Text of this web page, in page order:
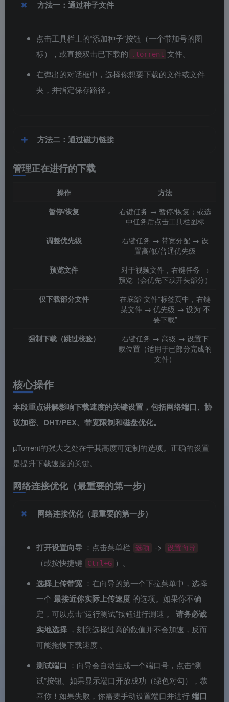
方法一：通过种子文件
点击工具栏上的“添加种子”按钮（一个带加号的图
标），或直接双击已下载的
.torrent 文件。
在弹出的对话框中，选择你想要下载的文件或文件
夹，并指定保存路径 。
方法二：通过磁力链接
管理正在进行的下载
操作
方法
暂停/恢复
右键任务 → 暂停/恢复；或选
中任务后点击工具栏图标
调整优先级
右键任务 → 带宽分配 → 设
置高/低/普通优先级
预览文件
对于视频文件，右键任务 →
预览（会优先下载开头部分）
仅下载部分文件
在底部“文件”标签页中，右键
某文件 → 优先级 → 设为“不
要下载”
强制下载（跳过校验）
右键任务 → 高级 → 设置下
载位置（适用于已部分完成的
文件）
核心操作
本段重点讲解影响下载速度的关键设置，包括网络端口、协
议加密、DHT/PEX、带宽限制和磁盘优化。
µTorrent的强大之处在于其高度可定制的选项。正确的设置
是提升下载速度的关键。
网络连接优化（最重要的第一步）
网络连接优化（最重要的第一步）
打开设置向导 ：点击菜单栏 选项 -> 设置向导
（或按快捷键 Ctrl+G ）。
选择上传带宽 ：在向导的第一个下拉菜单中，选择
一个 最接近你实际上传速度 的选项。如果你不确
定，可以点击“运行测试”按钮进行测速 。 请务必诚
实地选择 ，刻意选择过高的数值并不会加速，反而
可能拖慢下载速度 。
测试端口 ：向导会自动生成一个端口号，点击“测
试”按钮。如果显示端口开放成功（绿色对勾），恭
喜你！如果失败，你需要手动设置端口并进行端口